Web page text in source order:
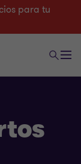
para tu